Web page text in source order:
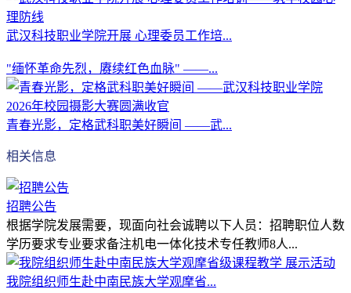
武汉科技职业学院开展 心理委员工作培...
"缅怀革命先烈，赓续红色血脉" ——...
青春光影，定格武科职美好瞬间 ——武...
相关信息
招聘公告
根据学院发展需要，现面向社会诚聘以下人员：招聘职位人数
学历要求专业要求备注机电一体化技术专任教师8人...
我院组织师生赴中南民族大学观摩省...